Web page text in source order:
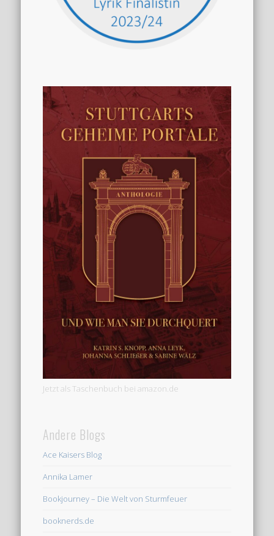
Jetzt als Taschenbuch bei amazon.de
Andere Blogs
Ace Kaisers Blog
Annika Lamer
Bookjourney – Die Welt von Sturmfeuer
booknerds.de